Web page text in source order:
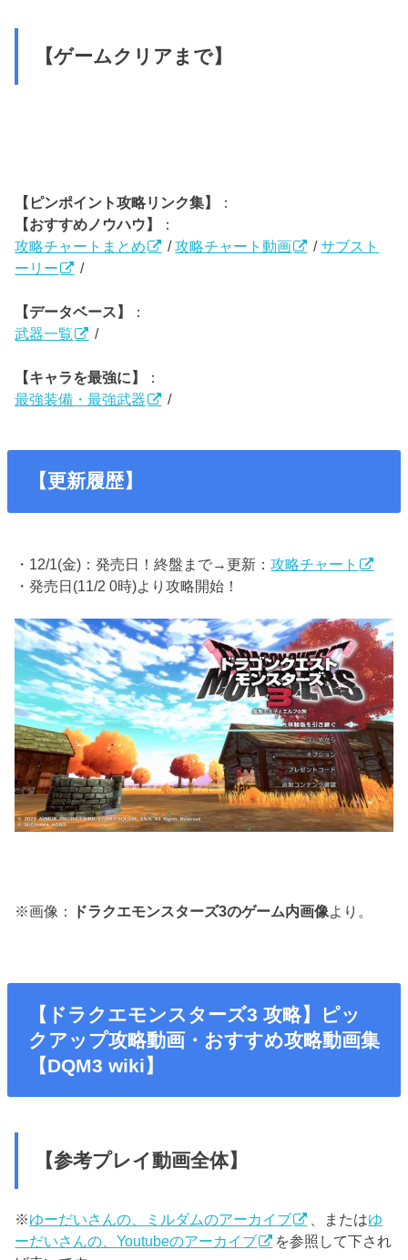
【ゲームクリアまで】
【ピンポイント攻略リンク集】
：
【おすすめノウハウ】
：
攻略チャートまとめ
/攻略チャート動画 /サブスト
ーリー
/
【データベース】
：
武器一覧
/
【キャラを最強に】
：
最強装備・最強武器
/
【更新履歴】
・12/1(金)：発売日！終盤まで→更新：攻略チャート
・発売日(11/2 0時)より攻略開始！
※画像： ドラクエモンスターズ3のゲーム内画像より。
【ドラクエモンスターズ3 攻略】ピッ
クアップ攻略動画・おすすめ攻略動画集
【DQM3 wiki】
【参考プレイ動画全体】
※ゆーだいさんの、ミルダムのアーカイブ 、またはゆ
ーだいさんの、Youtubeのアーカイブ
を参照して下され